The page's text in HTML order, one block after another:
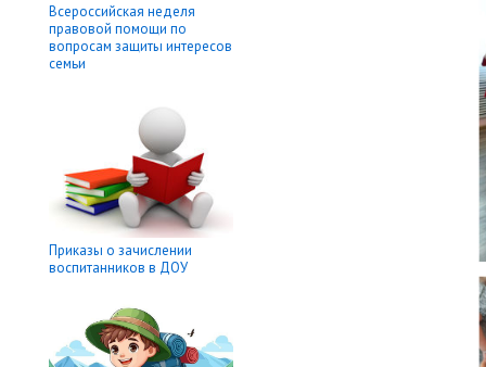
Всероссийская неделя
правовой помощи по
вопросам защиты интересов
семьи
Приказы о зачислении
воспитанников в ДОУ